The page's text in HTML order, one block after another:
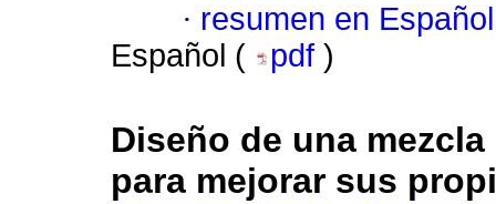
· resumen en Español
Español (
pdf )
Diseño de una
para mejorar sus